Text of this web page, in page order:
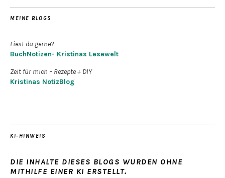
MEINE BLOGS
Liest du gerne?
BuchNotizen- Kristinas Lesewelt
Zeit für mich – Rezepte + DIY
Kristinas NotizBlog
KI-HINWEIS
DIE INHALTE DIESES BLOGS WURDEN OHNE
MITHILFE EINER KI ERSTELLT.